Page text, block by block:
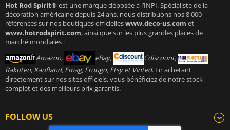
Hot Rod Spirit®est une marque déposée à l’INPI. Spécialiste de la
décoration américaine depuis 24 ans, nous distribuons nos 8 000
références sur nos boutiques officielleswww.deco-us.com et
www.hotrodspirit.com, ainsi que sur les plus grandes places de
marché mondiales :
Amazon,
eBay,
Cdiscount,
Rakuten, Kaufland, Emag, Fruugo, Etsy et Vinted. En achetant
directement sur nos sites officiels, vous bénéficiez de notre stock
complet et des meilleurs prix garantis.
FOLLOW US